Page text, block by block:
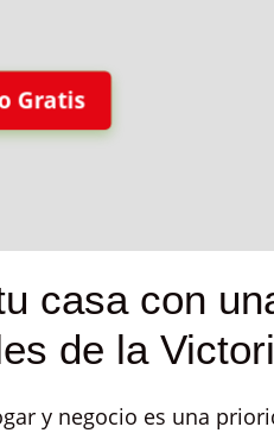
Gratis
casa con
de la
y negocio es una